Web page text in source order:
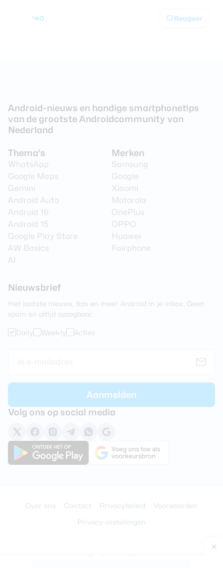
0 Reageer
Android-nieuws en handige smartphonetips
van de grootste Androidcommunity van
Nederland
Thema's
WhatsApp
Google Maps
Gemini
Android Auto
Android 16
Android 15
Google Play Store
AW Basics
AI
Merken
Samsung
Google
Xiaomi
Motorola
OnePlus
OPPO
Huawei
Fairphone
Nieuwsbrief
Het laatste nieuws, tips en meer Android in je inbox. Geen
spam en altijd opzegbaar.
Daily Weekly Acties
Volg ons op social media
Over ons Contact Privacybeleid
Voorwaarden
Privacy-instellingen